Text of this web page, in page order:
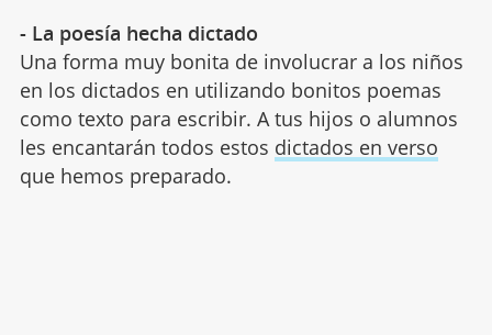
- La poesía hecha dictado
Una forma muy bonita de involucrar a los niños
en los dictados en utilizando bonitos poemas
como texto para escribir. A tus hijos o alumnos
les encantarán todos estos dictados en verso
que hemos preparado.